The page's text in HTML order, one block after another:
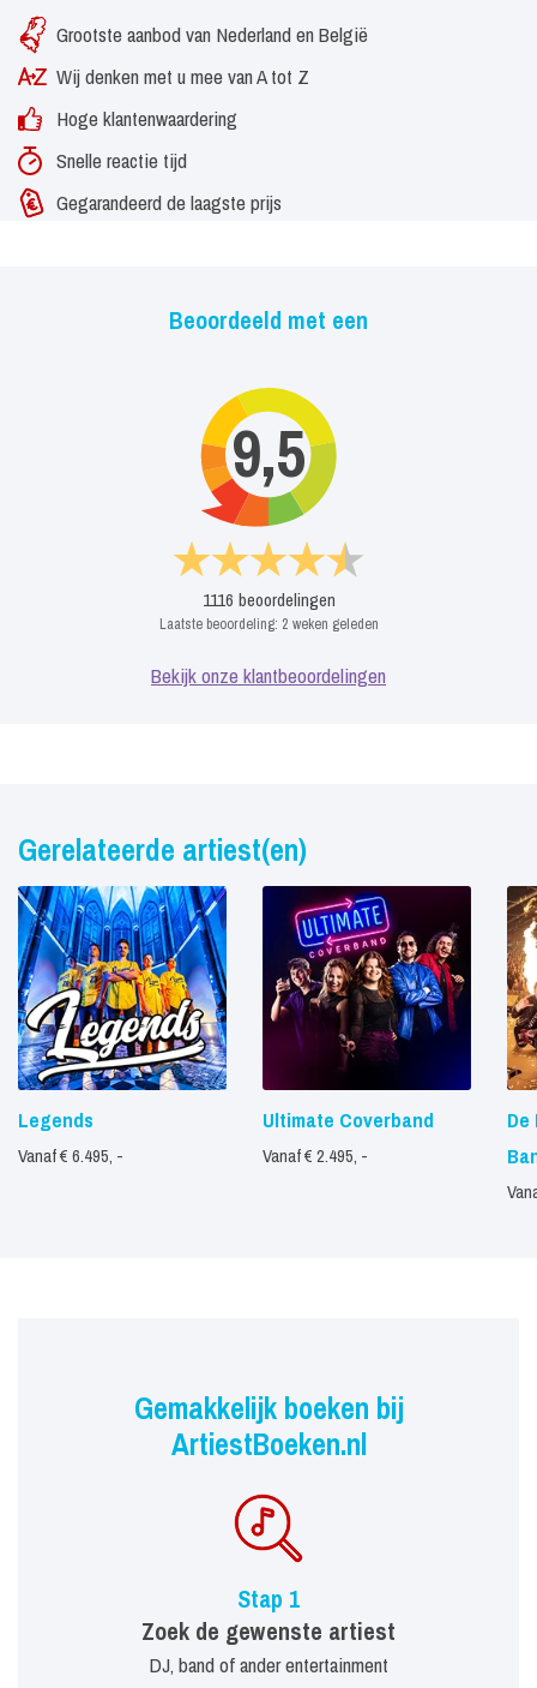
Grootste aanbod van Nederland en België
Wij denken met u mee van A tot Z
Hoge klantenwaardering
Snelle reactie tijd
Gegarandeerd de laagste prijs
Beoordeeld met een
9,5
1116 beoordelingen
Laatste beoordeling: 2 weken geleden
Bekijk onze klantbeoordelingen
Gerelateerde artiest(en)
Legends
Vanaf € 6.495, -
Ultimate Coverband
Vanaf € 2.495, -
De
Gemakkelijk boeken bij
ArtiestBoeken.nl
Stap 1
Zoek de gewenste artiest
DJ, band of ander entertainment